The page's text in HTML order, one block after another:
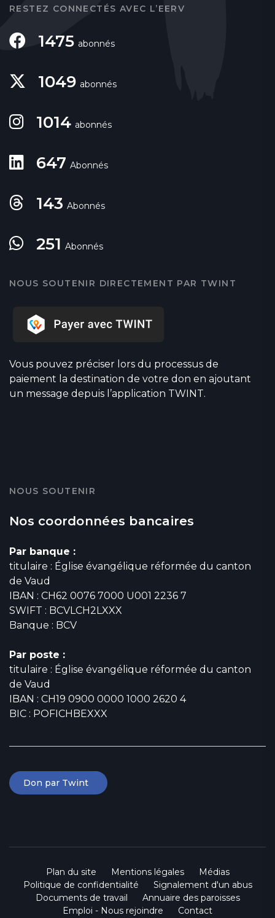
RESTEZ CONNECTÉS AVEC L’EERV
1475 abonnés
1049 abonnés
1014 abonnés
647 Abonnés
143 Abonnés
251 Abonnés
NOUS SOUTENIR DIRECTEMENT PAR TWINT
Vous pouvez préciser lors du processus de
paiement la destination de votre don en ajoutant
un message depuis l’application TWINT.
NOUS SOUTENIR
Nos coordonnées bancaires
Par banque :
titulaire : Église évangélique réformée du canton
de Vaud
IBAN : CH62 0076 7000 U001 2236 7
SWIFT : BCVLCH2LXXX
Banque : BCV
Par poste :
titulaire : Église évangélique réformée du canton
de Vaud
IBAN : CH19 0900 0000 1000 2620 4
BIC : POFICHBEXXX
Don par Twint
Plan du site Mentions légales
Médias
Politique de confidentialité
Signalement d'un abus
Documents de travail
Annuaire des paroisses
Emploi - Nous rejoindre
Contact